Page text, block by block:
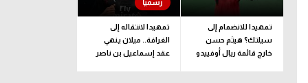
تمهيدا للانضمام إلى
سيلتك؟ هيثم حسن
خارج قائمة ريال أوفييدو
تمهيدا لانتقاله إلى
الغرافة.. ميلان ينهي
عقد إسماعيل بن ناصر